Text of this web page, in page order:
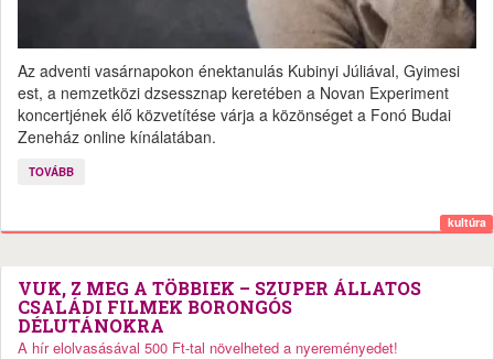
Az adventi vasárnapokon énektanulás Kubinyi Júliával, Gyimesi
est, a nemzetközi dzsessznap keretében a Novan Experiment
koncertjének élő közvetítése várja a közönséget a Fonó Budai
Zeneház online kínálatában.
TOVÁBB
kultúra
VUK, Z MEG A TÖBBIEK – SZUPER ÁLLATOS
CSALÁDI FILMEK BORONGÓS
DÉLUTÁNOKRA
A hír elolvasásával 500 Ft-tal növelheted a nyereményedet!